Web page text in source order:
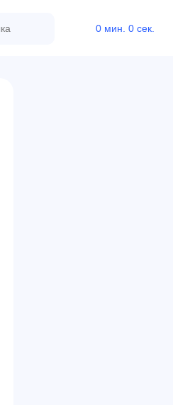
0 мин. 0 сек.